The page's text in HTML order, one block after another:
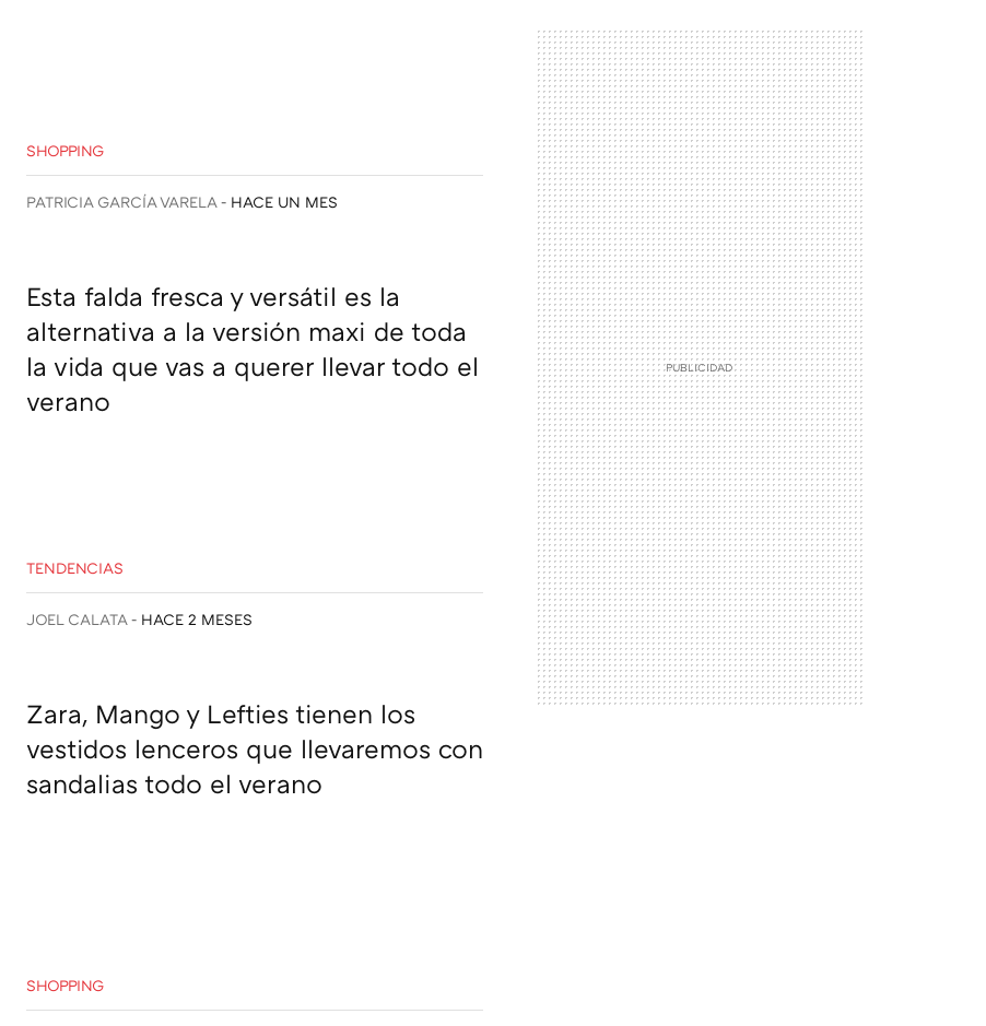
SHOPPING
PATRICIA GARCÍA VARELA HACE UN MES
Esta falda fresca y versátil es la
alternativa a la versión maxi de toda
la vida que vas a querer llevar todo el
verano
TENDENCIAS
JOEL CALATA HACE 2 MESES
Zara, Mango y Lefties tienen los
vestidos lenceros que llevaremos con
sandalias todo el verano
SHOPPING